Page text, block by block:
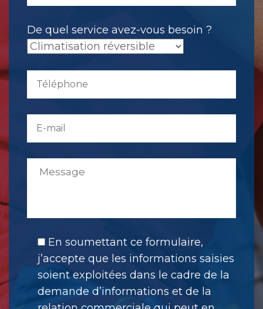
De quel service avez-vous besoin ?
En soumettant ce formulaire,
j’accepte que les informations saisies
soient exploitées dans le cadre de la
demande d’informations et de la